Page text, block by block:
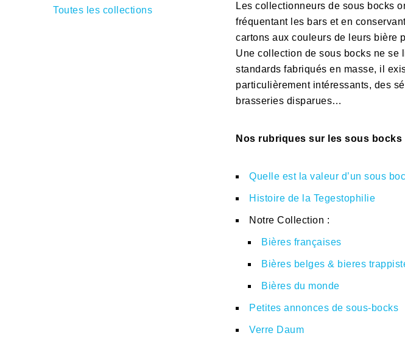
Les collectionneurs de sous bocks
fréquentant les bars et en
cartons aux couleurs de leurs bière
Une collection de sous bocks ne se
standards fabriqués en masse, il
particulièrement intéressants, des
brasseries disparues…
Nos rubriques sur les sous bocks
Quelle est la valeur d’un sous
Histoire de la Tegestophilie
Notre Collection :
Bières françaises
Bières belges & bieres
Bières du monde
Petites annonces de sous-bocks
Verre Daum
Toutes les collections